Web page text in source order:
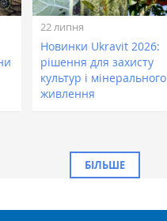
22 липня
Новинки Ukravit 2026:
рішення для захисту
культур і мінерального
живлення
БІЛЬШЕ